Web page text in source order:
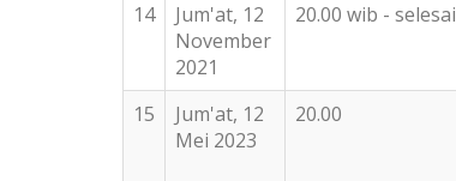
14
Jum'at, 12
November
2021
20.00 wib - selesai
15
Jum'at, 12
Mei 2023
20.00